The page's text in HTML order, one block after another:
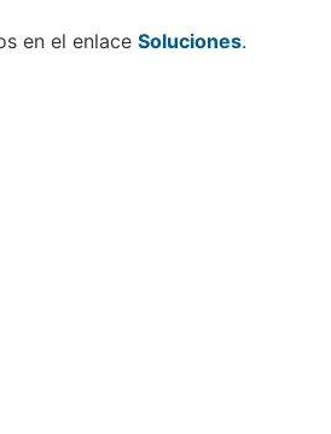
en el enlace Soluciones.